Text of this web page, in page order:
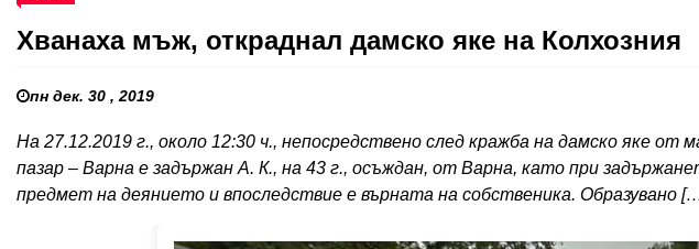
Хванаха мъж, откраднал дамско яке на Колхозния
пн дек. 30 , 2019
На 27.12.2019 г., около 12:30 ч., непосредствено след кражба на дамско яке от
пазар – Варна е задържан А. К., на 43 г., осъждан, от Варна, като при
предмет на деянието и впоследствие е върната на собственика. Образувано